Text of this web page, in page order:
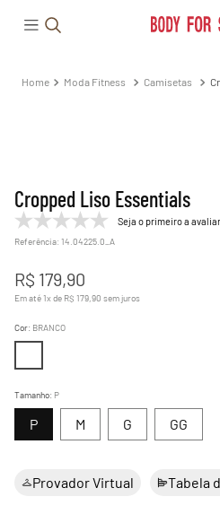
Moda Fitness Camisetas
Cropped Liso Essentials
Seja o primeiro a avaliar
Referência: 14.04225.0_A
R$ 179,90
Em até 1x de R$ 179 90 sem juros
Tamanho: P
G GG
M
P
Cor: BRANCO
Provador Virtual Tabela